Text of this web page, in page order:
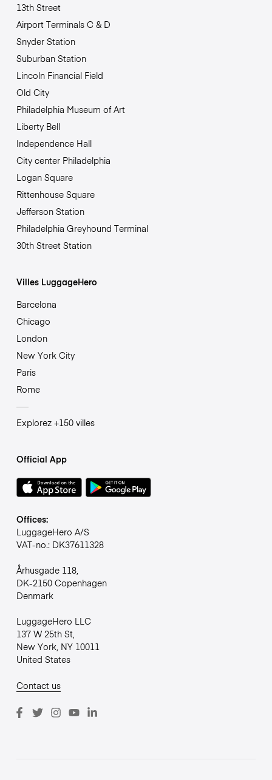
13th Street
Airport Terminals C & D
Snyder Station
Suburban Station
Lincoln Financial Field
Old City
Philadelphia Museum of Art
Liberty Bell
Independence Hall
City center Philadelphia
Logan Square
Rittenhouse Square
Jefferson Station
Philadelphia Greyhound Terminal
30th Street Station
Villes LuggageHero
Barcelona
Chicago
London
New York City
Paris
Rome
Explorez +150 villes
Official App
Offices:
LuggageHero A/S
VAT-no.: DK37611328
Århusgade 118,
DK-2150 Copenhagen
Denmark
LuggageHero LLC
137 W 25th St,
New York, NY 10011
United States
Contact us